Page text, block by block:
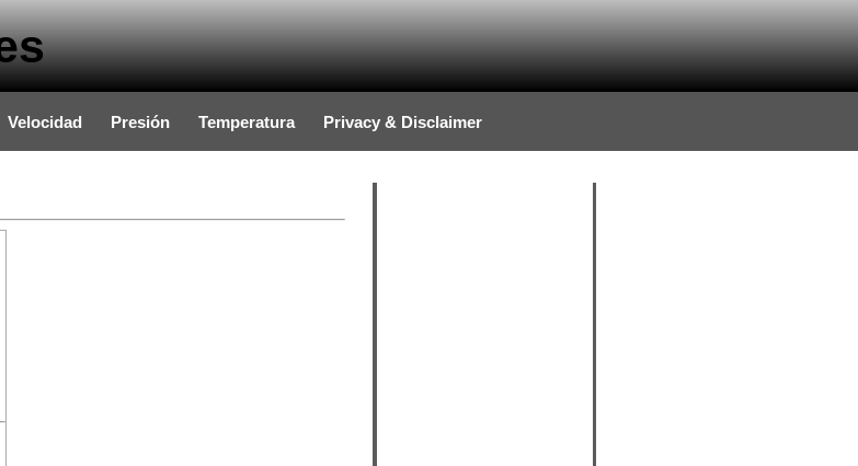
Velocidad Presión Temperatura Privacy & Disclaimer